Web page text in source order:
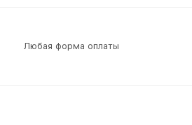
Любая форма оплаты